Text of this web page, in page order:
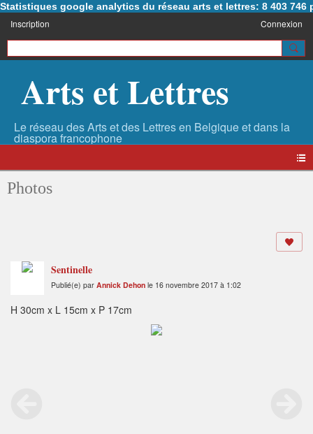
Statistiques google analytics du réseau arts et lettres: 8 403 746
Inscription Connexion
Arts et Lettres
Photos
Sentinelle
Publié(e) par Annick Dehon le 16 novembre 2017 à 1:02
H 30cm x L 15cm x P 17cm